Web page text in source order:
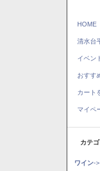
HOME
清水台
イベン
おすす
カート
マイペ
カテゴ
ワイン->